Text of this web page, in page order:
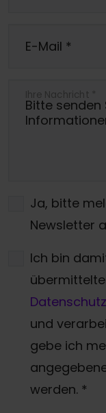
E-Mail *
Ihre Nachricht *
Ja, bitte
Newsletter
Ich bin
und
gebe ich
werden. *